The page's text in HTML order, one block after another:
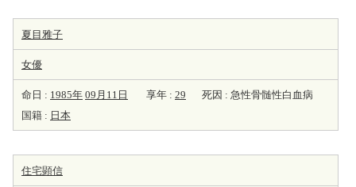
夏目雅子
女優
命日 : 1985年 09月11日 享年 : 29
死因 : 急性骨髄性白血病
国籍 : 日本
住宅顕信